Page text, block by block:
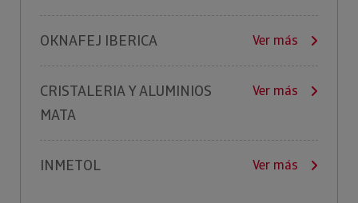
OKNAFEJ IBERICA Ver más
CRISTALERIA Y ALUMINIOS
MATA
Ver más
INMETOL Ver más